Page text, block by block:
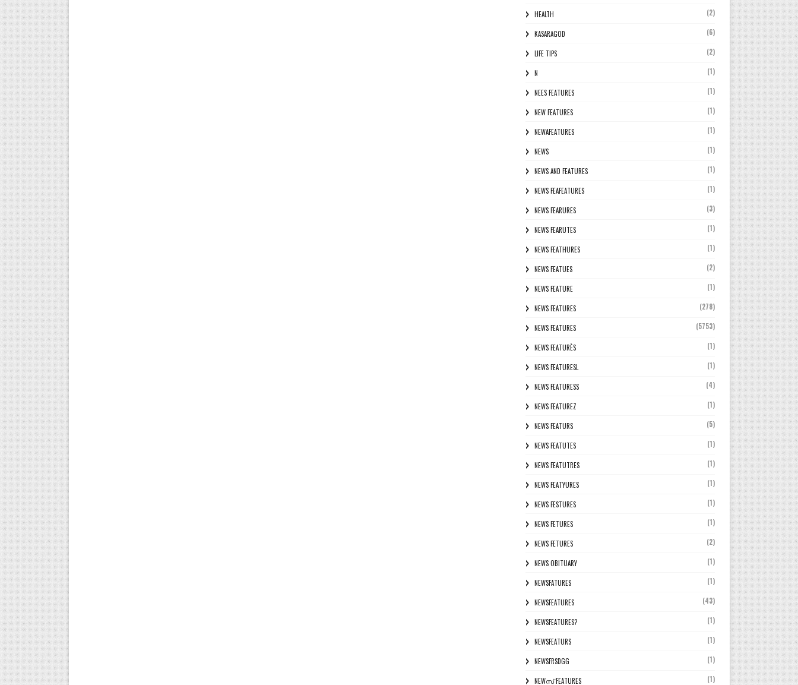
HEALTH (2)
KASARAGOD (6)
LIFE TIPS (2)
N (1)
NEES FEATURES (1)
NEW FEATURES (1)
NEWAFEATURES (1)
NEWS (1)
NEWS AND FEATURES (1)
NEWS FEAFEATURES (1)
NEWS FEARURES (3)
NEWS FEARUTES (1)
NEWS FEATHURES (1)
NEWS FEATUES (2)
NEWS FEATURE (1)
NEWS FEATURES (278)
NEWS FEATURES (5753)
NEWS FEATURÈS (1)
NEWS FEATURESL (1)
NEWS FEATURESS (4)
NEWS FEATUREZ (1)
NEWS FEATURS (5)
NEWS FEATUTES (1)
NEWS FEATUTRES (1)
NEWS FEATYURES (1)
NEWS FESTURES (1)
NEWS FETURES (1)
NEWS FETURES (2)
NEWS OBITUARY (1)
NEWSFATURES (1)
NEWSFEATURES (43)
NEWSFEATURES? (1)
NEWSFEATURS (1)
NEWSFRSDGG (1)
NEWസ് FEATURES (1)